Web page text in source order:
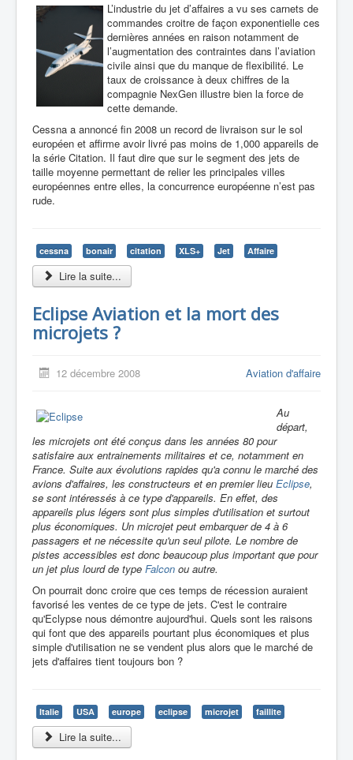
L’industrie du jet d’affaires a vu ses carnets de
commandes croitre de façon exponentielle ces
dernières années en raison notamment de
l’augmentation des contraintes dans l’aviation
civile ainsi que du manque de flexibilité. Le
taux de croissance à deux chiffres de la
compagnie NexGen illustre bien la force de
cette demande.
Cessna a annoncé fin 2008 un record de livraison sur le sol
européen et affirme avoir livré pas moins de 1,000 appareils de
la série Citation. Il faut dire que sur le segment des jets de
taille moyenne permettant de relier les principales villes
européennes entre elles, la concurrence européenne n’est pas
rude.
cessna bonair citation XLS+ Jet Affaire
Lire la suite...
Eclipse Aviation et la mort des
microjets ?
12 décembre 2008 Aviation d'affaire
Au
départ,
les microjets ont été conçus dans les années 80 pour
satisfaire aux entrainements militaires et ce, notamment en
France. Suite aux évolutions rapides qu'a connu le marché des
avions d'affaires, les constructeurs et en premier lieu Eclipse,
se sont intéressés à ce type d'appareils. En effet, des
appareils plus légers sont plus simples d'utilisation et surtout
plus économiques. Un microjet peut embarquer de 4 à 6
passagers et ne nécessite qu'un seul pilote. Le nombre de
pistes accessibles est donc beaucoup plus important que pour
un jet plus lourd de type Falcon ou autre.
On pourrait donc croire que ces temps de récession auraient
favorisé les ventes de ce type de jets. C'est le contraire
qu'Eclypse nous démontre aujourd'hui. Quels sont les raisons
qui font que des appareils pourtant plus économiques et plus
simple d'utilisation ne se vendent plus alors que le marché de
jets d'affaires tient toujours bon ?
Italie USA europe eclipse microjet faillite
Lire la suite...